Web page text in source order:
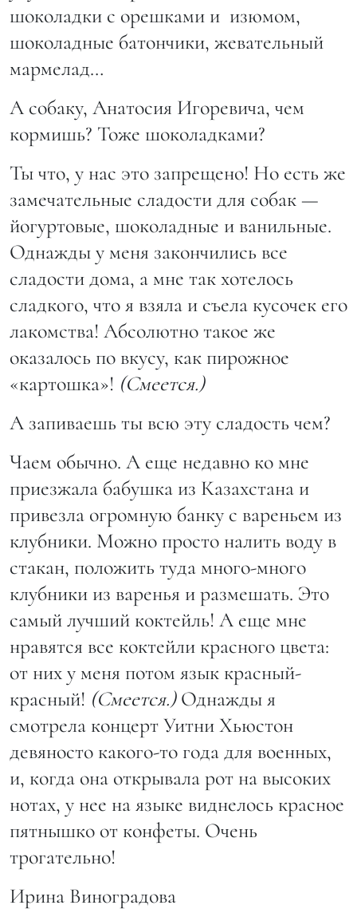
шоколадки с орешками и изюмом,
шоколадные батончики, жевательный
мармелад…
А собаку, Анатосия Игоревича, чем
кормишь? Тоже шоколадками?
Ты что, у нас это запрещено! Но есть же
замечательные сладости для собак —
йогуртовые, шоколадные и ванильные.
Однажды у меня закончились все
сладости дома, а мне так хотелось
сладкого, что я взяла и съела кусочек его
лакомства! Абсолютно такое же
оказалось по вкусу, как пирожное
«картошка»! (Смеется.)
А запиваешь ты всю эту сладость чем?
Чаем обычно. А еще недавно ко мне
приезжала бабушка из Казахстана и
привезла огромную банку с вареньем из
клубники. Можно просто налить воду в
стакан, положить туда много-много
клубники из варенья и размешать. Это
самый лучший коктейль! А еще мне
нравятся все коктейли красного цвета:
от них у меня потом язык красный-
красный! (Смеется.)Однажды я
смотрела концерт Уитни Хьюстон
девяносто какого-то года для военных,
и, когда она открывала рот на высоких
нотах, у нее на языке виднелось красное
пятнышко от конфеты. Очень
трогательно!
Ирина Виноградова